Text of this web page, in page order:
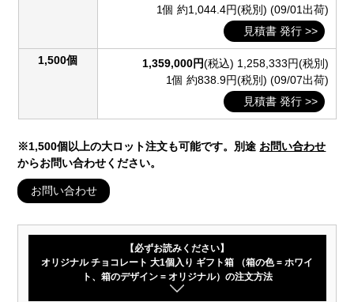
1個 約1,044.4円(税別) (09/01出荷)
見積書 発行 >>
1,500個 1,359,000円(税込) 1,258,333円(税別)
1個 約838.9円(税別) (09/07出荷)
見積書 発行 >>
※1,500個以上の大ロット注文も可能です。別途 お問い合わせ
からお問い合わせください。
お問い合わせ
【必ずお読みください】
オリジナル チョコレート 大1個入り ギフト箱 （箱の色 = ホワイ
ト、箱のデザイン = オリジナル）の注文方法